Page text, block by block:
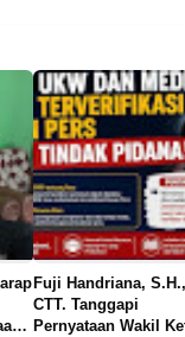
Fuji Handriana, S.H.,
CTT. Tanggapi
Pernyataan Wakil